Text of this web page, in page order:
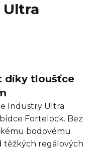
díky tloušťce
Industry Ultra
Fortelock. Bez
bodovému
těžkých regálových